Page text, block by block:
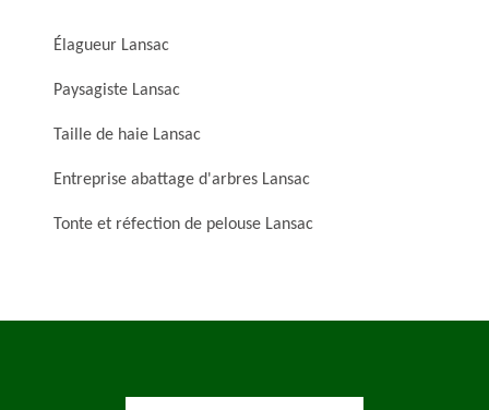
Élagueur Lansac
Paysagiste Lansac
Taille de haie Lansac
Entreprise abattage d'arbres Lansac
Tonte et réfection de pelouse Lansac